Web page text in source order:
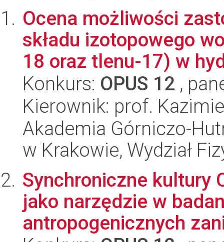
Ocena możliwości
składu izotopowego
18 oraz tlenu-17) w
Konkurs: OPUS 12 ,
Kierownik: prof.
Akademia Górniczo-
w Krakowie, Wydział
Synchroniczne kultury
jako narzędzie w
antropogenicznych